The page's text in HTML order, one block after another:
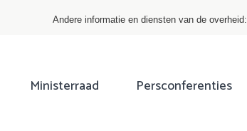
Andere informatie en diensten van de overheid:
Ministerraad Persconferenties